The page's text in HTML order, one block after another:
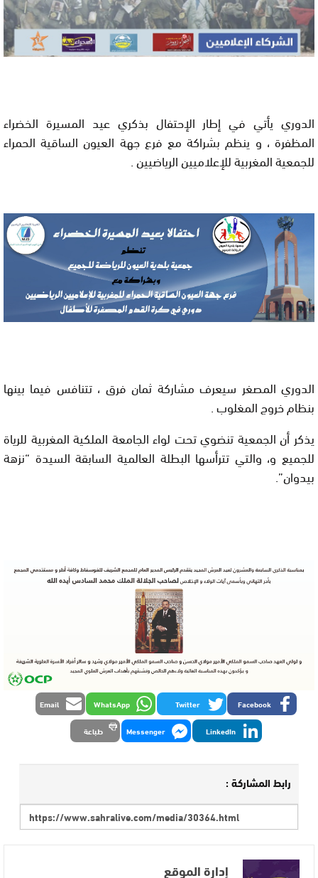
الدوري يأتي في إطار الإحتفال بذكري عيد المسيرة الخضراء
المظفرة ، و ينظم بشراكة مع فرع جهة العيون الساقية الحمراء
للجمعية المغربية للإعلاميين الرياضيين .
الدوري المصغر سيعرف مشاركة ثمان فرق ، تتنافس فيما بينها
بنظام خروج المغلوب .
يذكر أن الجمعية تنضوي تحت لواء الجامعة الملكية المغربية للرياة
للجميع و، والتي تترأسها البطلة العالمية السابقة السيدة “نزهة
بيدوان”.
Facebook
Twitter
WhatsApp
Email
LinkedIn
Messenger طباعة
رابط المشاركة :
إدارة الموقع